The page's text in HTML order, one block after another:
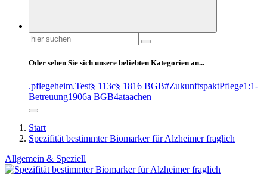
Suchen
nach:
Oder sehen Sie sich unsere beliebten Kategorien an...
.pflegeheim.Test§ 113c§ 1816 BGB#ZukunftspaktPflege1:1-
Betreuung1906a BGB4ataachen
Start
Spezifität bestimmter Biomarker für Alzheimer fraglich
Allgemein & Speziell